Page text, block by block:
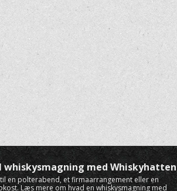
whiskysmagning med Whiskyhatten
en polterabend, et firmaarrangement eller en
Læs mere om hvad en whiskysmagning med